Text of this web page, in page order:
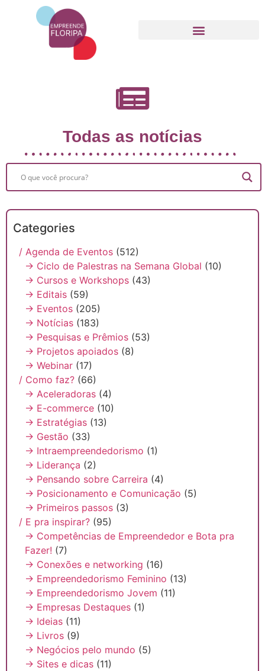
Todas as notícias
Categories
/ Agenda de Eventos (512)
→ Ciclo de Palestras na Semana Global (10)
→ Cursos e Workshops (43)
→ Editais (59)
→ Eventos (205)
→ Notícias (183)
→ Pesquisas e Prêmios (53)
→ Projetos apoiados (8)
→ Webinar (17)
/ Como faz? (66)
→ Aceleradoras (4)
→ E-commerce (10)
→ Estratégias (13)
→ Gestão (33)
→ Intraempreendedorismo (1)
→ Liderança (2)
→ Pensando sobre Carreira (4)
→ Posicionamento e Comunicação (5)
→ Primeiros passos (3)
/ E pra inspirar? (95)
→ Competências de Empreendedor e Bota pra
Fazer! (7)
→ Conexões e networking (16)
→ Empreendedorismo Feminino (13)
→ Empreendedorismo Jovem (11)
→ Empresas Destaques (1)
→ Ideias (11)
→ Livros (9)
→ Negócios pelo mundo (5)
→ Sites e dicas (11)